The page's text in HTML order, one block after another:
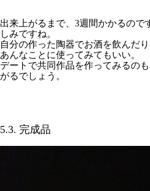
出来上がるまで、3週間かかるので
しみですね。
自分の作った陶器でお酒を飲んだ
あんなことに使ってみてもいい。
デートで共同作品を作ってみるの
がるでしょう。
5.3. 完成品